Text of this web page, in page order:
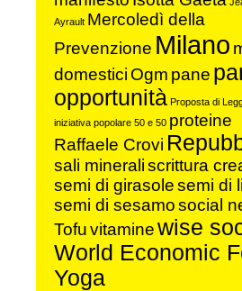
Ayrault Mercoledì della
Prevenzione Milano
domestici Ogm pane
opportunità Proposta di
iniziativa popolare 50 e 50 proteine
Raffaele Crovi
sali mineraliscrittura
semi di girasolesemi di
semi di sesamosocial
Tofuvitaminewise
World Economic
Yoga